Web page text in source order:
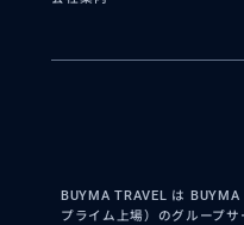
BUYMA TRAVEL は
プライム上場）のグループサ